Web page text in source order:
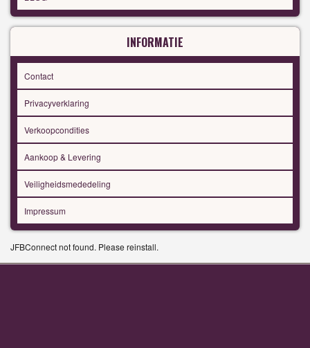
INFORMATIE
Contact
Privacyverklaring
Verkoopcondities
Aankoop & Levering
Veiligheidsmededeling
Impressum
JFBConnect not found. Please reinstall.